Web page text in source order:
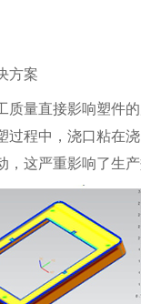
方案
质量直接影响塑件
过程中，浇口粘在
，这严重影响了生